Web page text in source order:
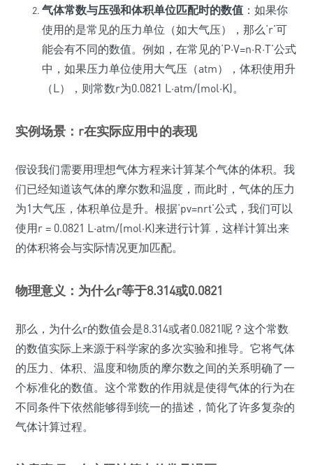
气体常数与压强和体积单位匹配时的数值 ：如果你
使用的是常见的压力单位（如大气压），那么‘r’可
能会有不同的数值。例如，在常见的‘P·V=n·R·T’公式
中，如果压力单位使用大气压（atm），体积使用升
（L），则常数r为0.0821 L·atm/(mol·K)。
实例场景：r在实际应用中的表现
假设我们需要用理想气体方程来计算某个气体的体积。我
们已经知道该气体的摩尔数和温度，而此时，气体的压力
为1大气压，体积单位是升。根据‘pv=nrt’公式，我们可以
使用r = 0.0821 L·atm/(mol·K)来进行计算，这样计算出来
的体积将会与实际情况更加匹配。
物理意义：为什么r等于8.314或0.0821
那么，为什么r的数值会是8.314或者0.0821呢？这个常数
的数值实际上来源于科学家的多次实验和推导。它将气体
的压力、体积、温度和物质的摩尔数之间的关系明确了一
个标准化的数值。这个常数的作用就是使得气体的行为在
不同条件下依然能够得到统一的描述，简化了许多复杂的
气体计算过程。